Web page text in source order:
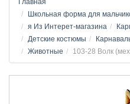
Главная
Школьная форма для
я Из Интерет-магазина
Детские костюмы
Животные
103-28 Волк